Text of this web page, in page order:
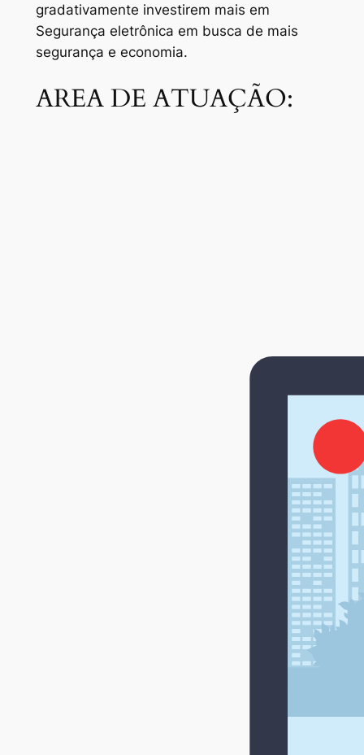
gradativamente investirem mais em
Segurança eletrônica em busca de mais
segurança e economia.
AREA DE ATUAÇÃO: